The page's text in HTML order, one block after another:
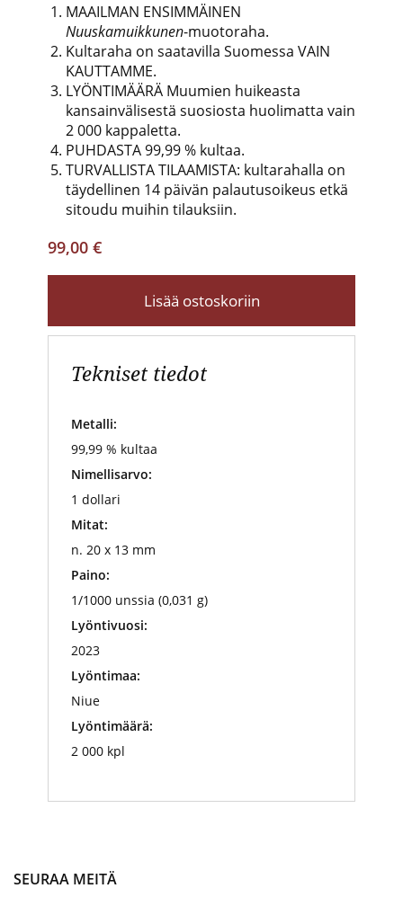
MAAILMAN ENSIMMÄINEN
Nuuskamuikkunen-muotoraha.
Kultaraha on saatavilla Suomessa VAIN
KAUTTAMME.
LYÖNTIMÄÄRÄ Muumien huikeasta
kansainvälisestä suosiosta huolimatta vain
2 000 kappaletta.
PUHDASTA 99,99 % kultaa.
TURVALLISTA TILAAMISTA: kultarahalla on
täydellinen 14 päivän palautusoikeus etkä
sitoudu muihin tilauksiin.
99,00 €
Lisää ostoskoriin
Tekniset tiedot
Metalli:
99,99 % kultaa
Nimellisarvo:
1 dollari
Mitat:
n. 20 x 13 mm
Paino:
1/1000 unssia (0,031 g)
Lyöntivuosi:
2023
Lyöntimaa:
Niue
Lyöntimäärä:
2 000 kpl
SEURAA MEITÄ